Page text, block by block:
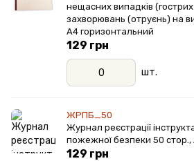
нещасних випадків
захворювань (отруєнь) на
А4 горизонтальний
129 грн
шт.
ЖРПБ_50
Журнал реєстрації
пожежної безпеки 50
129 грн